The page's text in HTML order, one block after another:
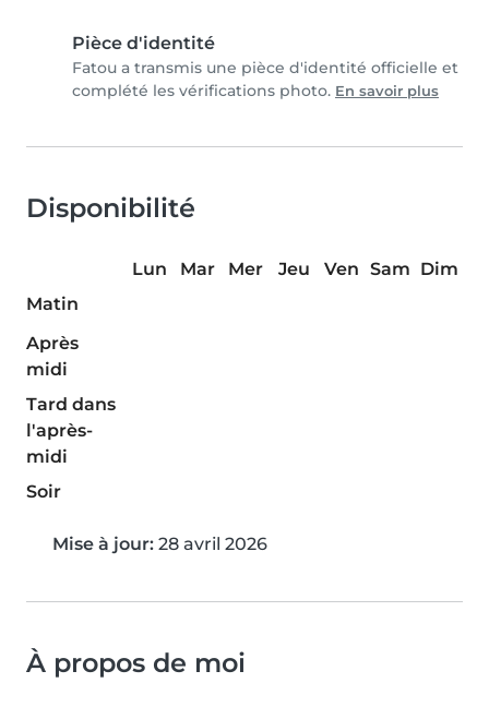
Pièce d'identité
Fatou a transmis une pièce d'identité officielle et
complété les vérifications photo. En savoir plus
Disponibilité
Lun Mar Mer Jeu Ven Sam Dim
Matin
Après
midi
Tard dans
l'après-
midi
Soir
Mise à jour: 28 avril 2026
À propos de moi